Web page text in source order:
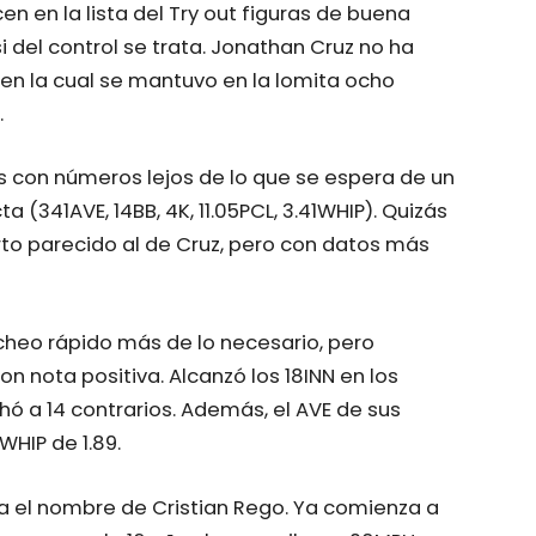
en la lista del Try out figuras de buena
control se trata. Jonathan Cruz no ha
la cual se mantuvo en la lomita ocho
con números lejos de lo que se espera de un
14BB, 4K, 11.05PCL, 3.41WHIP). Quizás
parecido al de Cruz, pero con datos más
rápido más de lo necesario, pero
nota positiva. Alcanzó los 18INN en los
a 14 contrarios. Además, el AVE de sus
de 1.89.
nombre de Cristian Rego. Ya comienza a